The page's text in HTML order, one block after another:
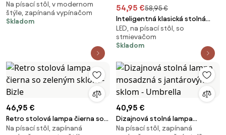
Organica
Na písací stôl, v modernom
štýle, zapínaná vypínačom
Skladom
54,95 €58,95 €
Inteligentná klasická stolná
lampa bronzová so zeleným
sklom vrátane Wifi A60 - Banker
LED, na písací stôl, so
stmievačom
Skladom
46,95 €
Retro stolová lampa čierna so
zeleným sklom - Bizle
Na písací stôl, zapínaná
40,95 €
Dizajnová stolná lampa
mosadzná s jantárovým sklom -
Na písací stôl, zapínaná